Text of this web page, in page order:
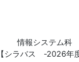
情報システム科
【シラバス -2026年